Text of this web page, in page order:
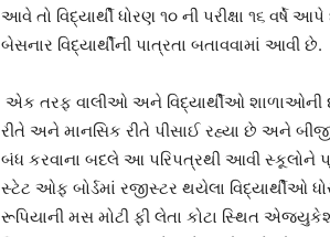
આવે તો વિદ્યાર્થી ધોરણ ૧૦ ની પરીક્ષા ૧૬ વર્ષે
બેસનાર વિદ્યાર્થીની પાત્રતા બતાવવામાં આવી છે.
એક તરફ વાલીઓ અને વિદ્યાર્થીઓ શાળાઓની
રીતે અને માનસિક રીતે પીસાઈ રહ્યા છે અને
બંધ કરવાના બદલે આ પરિપત્રથી આવી સ્કૂલોને
સ્ટેટ ઓફ બોર્ડમાં રજીસ્ટર થયેલા વિદ્યાર્થીઓ
રૂપિયાની મસ મોટી ફી લેતા કોટા સ્થિત